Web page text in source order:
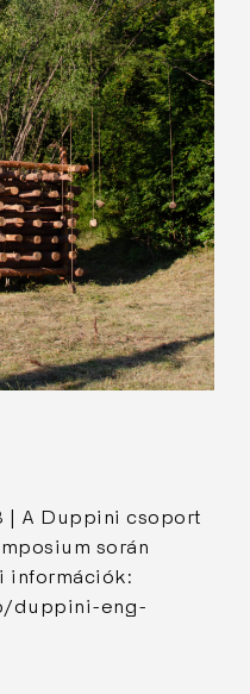
| A Duppini csoport
során
információk:
duppini-eng-